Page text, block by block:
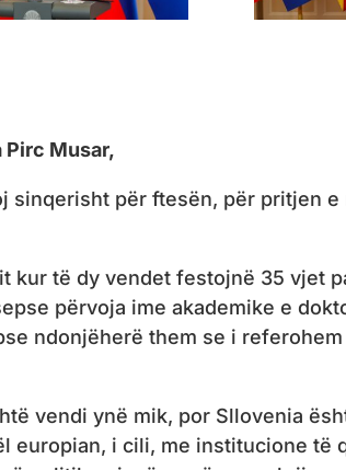
Pirc Musar,
sinqerisht për ftesën, për pritjen
kur të dy vendet festojnë 35 vjet
përvoja ime akademike e
ndonjëherë them se i
vendi ynë mik, por Sllovenia
europian, i cili, me institucione të